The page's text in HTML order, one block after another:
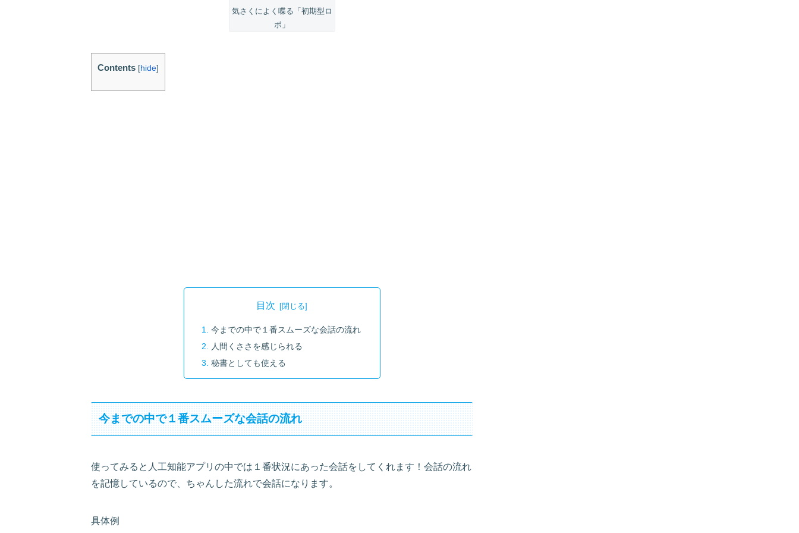
気さくによく喋る「初期型ロ
ボ」
Contents [hide]
目次
今までの中で１番スムーズな会話の流れ
人間くささを感じられる
秘書としても使える
今までの中で１番スムーズな会話の流れ
使ってみると人工知能アプリの中では１番状況にあった会話をしてくれます！会話の流れ
を記憶しているので、ちゃんした流れで会話になります。
具体例